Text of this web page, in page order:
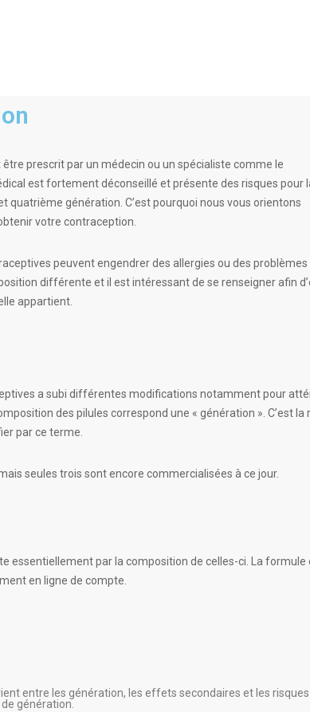
prescrit par un médecin ou un spécialiste comme le
est fortement déconseillé et présente des risques pour
génération. C’est pourquoi nous vous orientons
votre contraception.
peuvent engendrer des allergies ou des problèmes
différente et il est intéressant de se renseigner afin
appartient.
a subi différentes modifications notamment pour
des pilules correspond une « génération ». C’est la
par ce terme.
seules trois sont encore commercialisées à ce jour.
essentiellement par la composition de celles-ci. La formule
en ligne de compte.
entre les génération, les effets secondaires et les
génération.